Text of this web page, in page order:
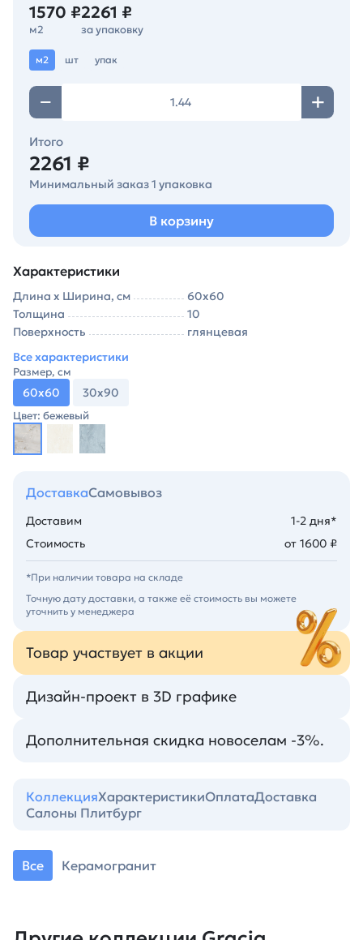
1570 ₽
м2
2261 ₽
за упаковку
м2 шт упак
Итого
2261 ₽
Минимальный заказ 1 упаковка
В корзину
Характеристики
Длина х Ширина, см
60х60
Толщина
10
Поверхность
глянцевая
Все характеристики
Размер, см
60х60 30х90
Цвет: бежевый
ДоставкаСамовывоз
Доставим
1-2 дня*
Стоимость
от 1600 ₽
*При наличии товара на складе
Точную дату доставки, а также её стоимость вы можете
уточнить у менеджера
Товар участвует в акции
Дизайн-проект в 3D графике
Дополнительная скидка новоселам -3%.
КоллекцияХарактеристикиОплатаДоставка
Салоны Плитбург
Все Керамогранит